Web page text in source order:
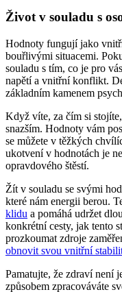
Život v souladu s
Hodnoty fungují jako
bouřlivými situacemi.
souladu s tím, co je pro
napětí a vnitřní konflikt.
základním kamenem
Když víte, za čím si
snazším. Hodnoty vám
se můžete v těžkých
ukotvení v hodnotách je
opravdového štěstí.
Žít v souladu se svými
které nám energii berou.
klidu a pomáhá udržet
konkrétní cesty, jak tento
prozkoumat zdroje
obnovit svou vnitřní
Pamatujte, že zdraví není
způsobem zpracováváte